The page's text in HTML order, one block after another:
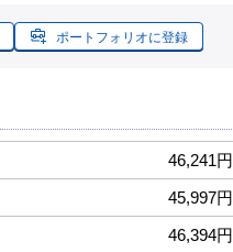
ポートフォリオに登録
46,241円
45,997円
46,394円